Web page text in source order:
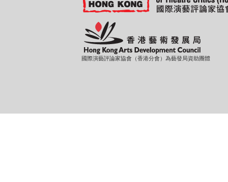
國際演藝評論家協會（香港分會）為藝發局資助團體